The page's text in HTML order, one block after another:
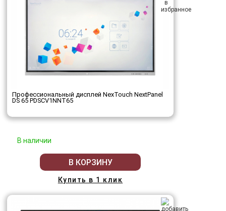
Профессиональный дисплей NexTouch NextPanel
DS 65 PDSCV1NNT65
В наличии
В КОРЗИНУ
Купить в 1 клик